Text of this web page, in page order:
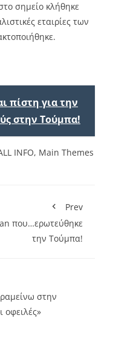
σημείο κλήθηκε
εταιρίες των
πίστη για την
στην Τούμπα!
INFO, Main Themes
Prev
που…ερωτεύθηκε
την Τούμπα!
στην
οφειλές»